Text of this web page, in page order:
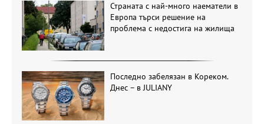
Страната с най-много наематели в
Европа търси решение на
проблема с недостига на жилища
Последно забелязан в Кореком.
Днес – в JULIANY